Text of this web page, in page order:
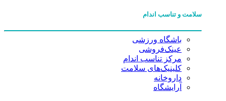
سلامت و تناسب اندام
باشگاه ورزشی
عینک‌فروشی
مرکز تناسب اندام
کلینیک‌های سلامت
داروخانه
آرایشگاه